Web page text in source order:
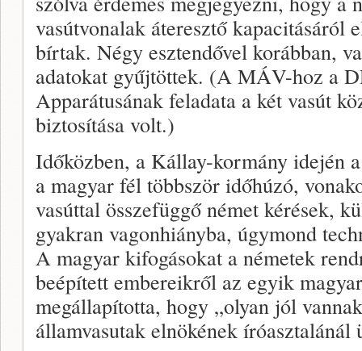
vasútvonalak áteresztő kapacitásáról
bírtak. Négy esztendővel korábban,
adatokat gyűjtöttek. (A MÁV-hoz a
Apparátusának feladata a két vasút
biztosítása volt.)
Időközben, a Kállay-kormány idején
a magyar fél többször időhúzó,
vasúttal összefüggő német kérések,
gyakran vagonhiányba, úgymond
A magyar kifogásokat a németek
beépített embereikről az egyik
megállapította, hogy „olyan jól
államvasutak elnökének íróasztalánál